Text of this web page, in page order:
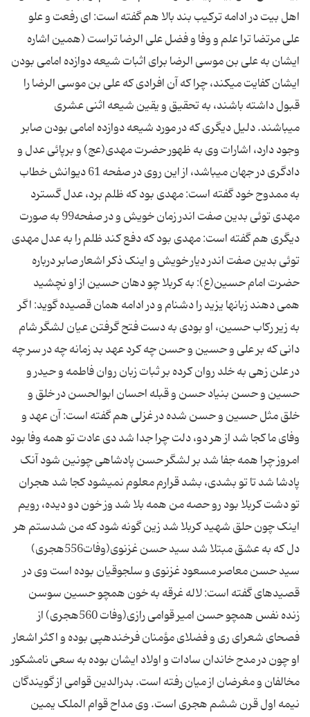
اهل بیت در ادامه ترکیب بند بالا هم گفته است: ای رفعت و علو
علی مرتضا ترا علم و وفا و فضل علی الرضا تراست (همین اشاره
ایشان به علی بن موسی الرضا برای اثبات شیعه دوازده امامی بودن
ایشان کفایت می‏کند، چرا که آن افرادی که علی بن موسی الرضا را
قبول داشته باشند، به تحقیق و یقین شیعه اثنی عشری
می‏باشند. دلیل دیگری که در مورد شیعه دوازده امامی بودن صابر
وجود دارد، اشارات وی به ظهور حضرت مهدی(عج) و برپائی عدل و
دادگری در جهان می‏باشد، از این روی در صفحه 61 دیوانش خطاب
به ممدوح خود گفته است: مهدی بود که ظلم برد، عدل گسترد
مهدی توئی بدین صفت اندر زمان خویش و در صفحه‏99 به صورت
دیگری هم گفته است: مهدی بود که دفع کند ظلم را به عدل مهدی
توئی بدین صفت اندر دیار خویش و اینک ذکر اشعار صابر درباره
حضرت امام حسین(ع): به کربلا چو دهان حسین از او نچشید
همی دهند زبانها یزید را دشنام و در ادامه همان قصیده گوید: اگر
به زیر رکاب حسین، او بودی به دست فتح گرفتن عیان لشگر شام
دانی که بر علی و حسین و حسن چه کرد عهد بد زمانه چه در سر چه
در علن زهی به خلد روان کرده بر ثبات زبان روان فاطمه و حیدر و
حسین و حسن بنیاد حسن و قبله احسان ابوالحسن در خلق و
خلق مثل حسین و حسن شده در غزلی هم گفته است: آن عهد و
وفای ما کجا شد از هر دو، دلت چرا جدا شد دی عادت تو همه وفا بود
امروز چرا همه جفا شد بر لشگر حسن پادشاهی چونین شود آنک
پادشا شد تا تو بشدی، بشد قرارم معلوم نمی‏شود کجا شد هجران
تو دشت کربلا بود رو حصه من همه بلا شد وز خون دو دیده، رویم
اینک چون حلق شهید کربلا شد زین گونه شود که من شدستم هر
دل که به عشق مبتلا شد سید حسن غزنوی(وفات‏556هجری)
سید حسن معاصر مسعود غزنوی و سلجوقیان بوده است وی در
قصیده‏ای گفته است: لاله غرقه به خون همچو حسین سوسن
زنده نفس همچو حسن امیر قوامی رازی(وفات 560هجری) از
فصحای شعرای ری و فضلای مؤمنان فرخنده‏پی بوده و اکثر اشعار
او چون در مدح خاندان سادات و اولاد ایشان بوده به سعی نامشکور
مخالفان و مغرضان از میان رفته است. بدرالدین قوامی از گویندگان
نیمه اول قرن ششم هجری است. وی مداح قوام الملک یمین